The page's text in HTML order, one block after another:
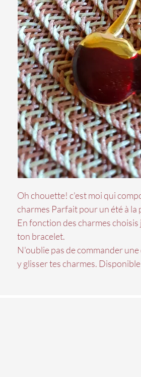
Oh chouette! c'est moi qui
charmes Parfait pour un été à
En fonction des charmes
ton bracelet.
N'oublie pas de commander
y glisser tes charmes.